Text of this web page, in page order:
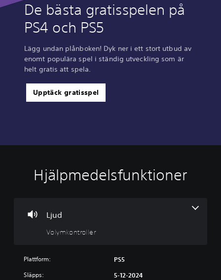
De bästa gratisspelen på
PS4 och PS5
Lägg undan plånboken! Dyk ner i ett stort utbud av
enomt populära spel i ständig utveckling som är
helt gratis att spela.
Upptäck gratisspel
Hjälpmedelsfunktioner
Ljud
Volymkontroller
V
o
m
o
Plattform: PS5
Släpps: 5-12-2024